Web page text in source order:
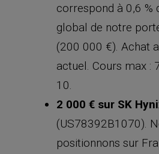
correspond à 0,6 %
global de notre
(200 000 €). Achat
actuel. Cours max :
10.
2 000 € sur SK
(US78392B1070).
positionnons sur